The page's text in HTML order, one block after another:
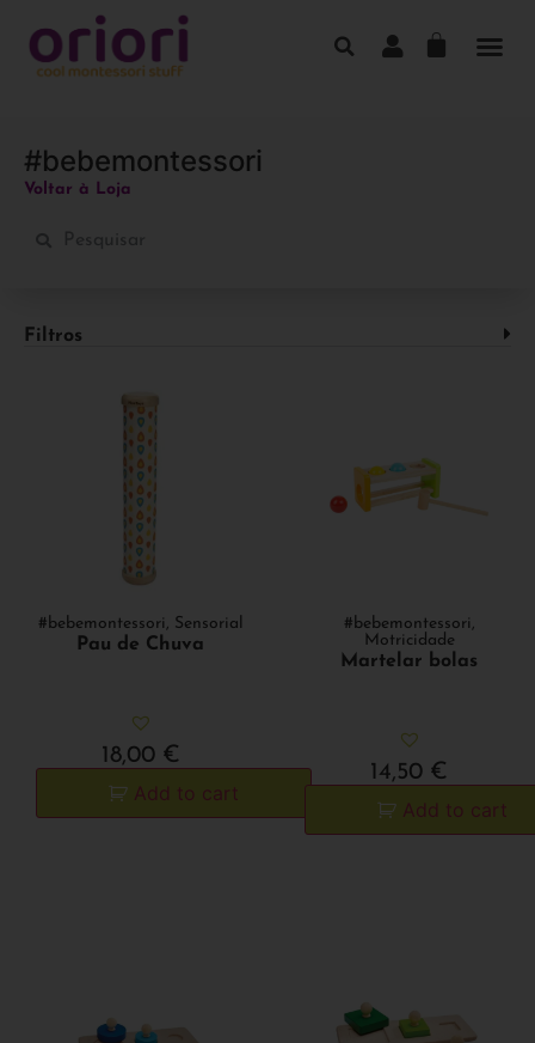
#bebemontessori
Voltar à Loja
Filtros
#bebemontessori , Sensorial
Pau de Chuva
18,00 €
Add to cart
#bebemontessori ,
Motricidade
Martelar bolas
14,50 €
Add to cart